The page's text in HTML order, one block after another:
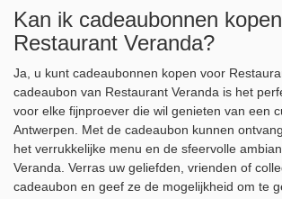
Kan ik cadeaubonnen
Restaurant Veranda?
Ja, u kunt cadeaubonnen kopen voor
cadeaubon van Restaurant Veranda is het
voor elke fijnproever die wil genieten van een
Antwerpen. Met de cadeaubon kunnen
het verrukkelijke menu en de sfeervolle
Veranda. Verras uw geliefden, vrienden of
cadeaubon en geef ze de mogelijkheid om te